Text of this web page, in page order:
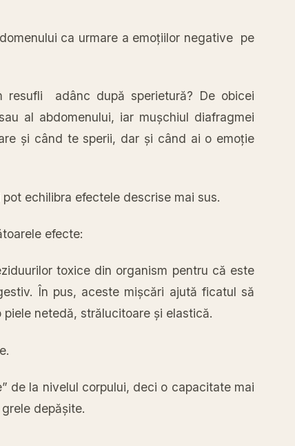
ca urmare a emoțiilor negative pe
resufli adânc după sperietură? De obicei
sau al abdomenului, iar mușchiul diafragmei
și când te sperii, dar și când ai o emoție
pot echilibra efectele descrise mai sus.
efecte:
toxice din organism pentru că este
În pus, aceste mișcări ajută ficatul să
piele netedă, strălucitoare și elastică.
de la nivelul corpului, deci o capacitate mai
depășite.